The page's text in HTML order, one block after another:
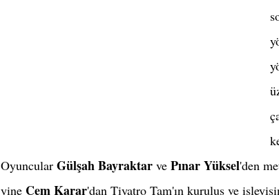
Oyuncular Gülşah Bayraktar ve Pınar Yüksel'den
yine Cem Karar'dan Tiyatro Tam'ın kuruluş ve